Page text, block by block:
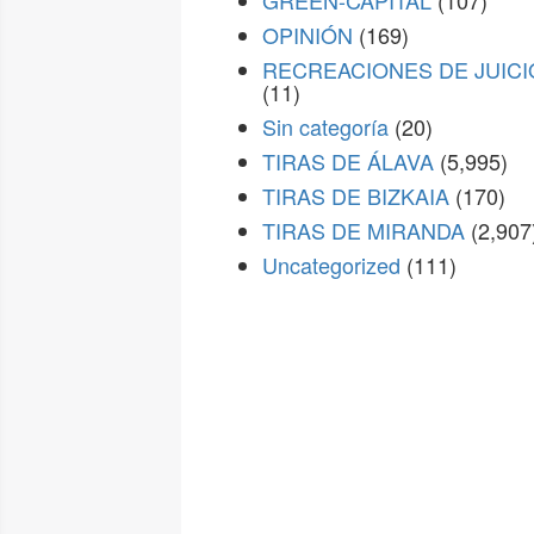
OPINIÓN (169)
RECREACIONES DE
(11)
Sin categoría (20)
TIRAS DE ÁLAVA (5,995)
TIRAS DE BIZKAIA (170)
TIRAS DE MIRANDA
Uncategorized (111)